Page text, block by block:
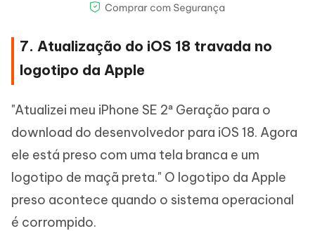
7. Atualização do iOS 18 travada no
logotipo da Apple
"Atualizei meu iPhone SE 2ª Geração para o
download do desenvolvedor para iOS 18. Agora
ele está preso com uma tela branca e um
logotipo de maçã preta." O logotipo da Apple
preso acontece quando o sistema operacional
é corrompido.